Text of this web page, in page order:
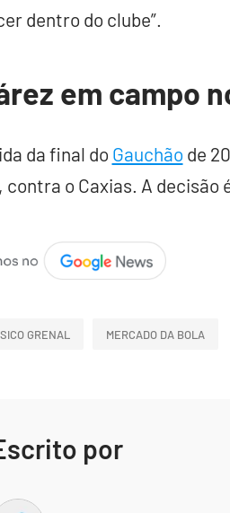
dentro do clube”.
em campo
da final do Gauchão de
contra o Caxias. A decisão
GRENAL MERCADO DA BOLA
por